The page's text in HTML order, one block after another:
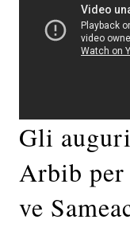
Gli
Arbib per
ve